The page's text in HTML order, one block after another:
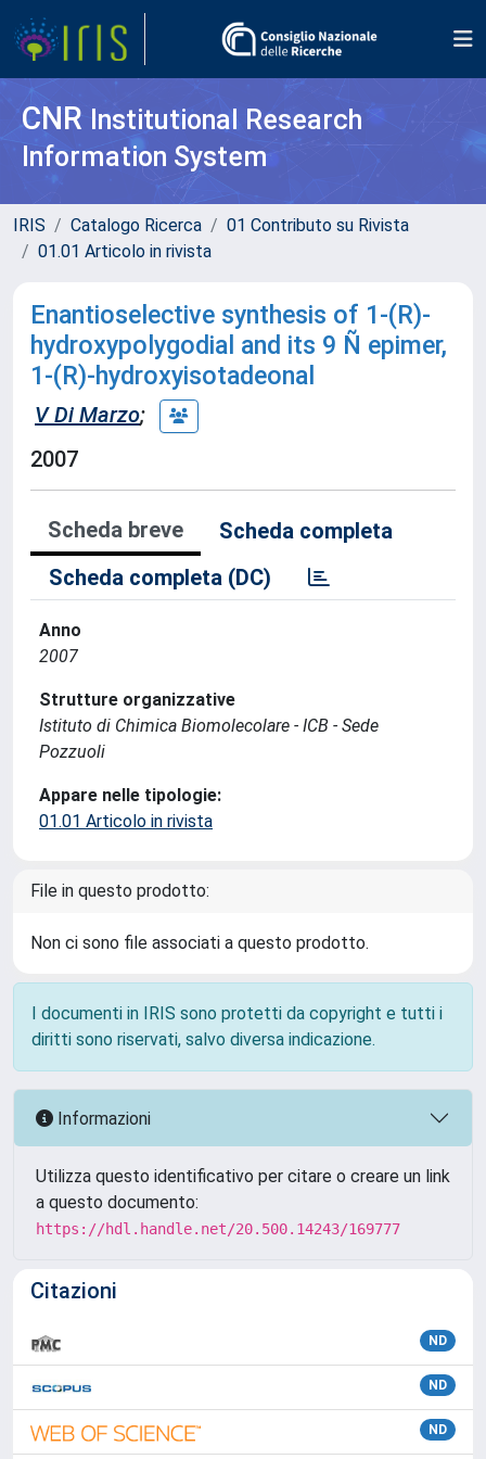
CNR Institutional Research
Information System
IRIS Catalogo Ricerca
01 Contributo su Rivista
01.01 Articolo in rivista
Enantioselective synthesis of 1-(R)-
hydroxypolygodial and its 9 Ñ epimer,
1-(R)-hydroxyisotadeonal
V Di Marzo;
2007
Scheda breve
Scheda completa
Scheda completa (DC)
Anno
2007
Strutture organizzative
Istituto di Chimica Biomolecolare - ICB - Sede
Pozzuoli
Appare nelle tipologie:
01.01 Articolo in rivista
File in questo prodotto:
Non ci sono file associati a questo prodotto.
I documenti in IRIS sono protetti da copyright e tutti i
diritti sono riservati, salvo diversa indicazione.
Informazioni
Utilizza questo identificativo per citare o creare un link
a questo documento:
https://hdl.handle.net/20.500.14243/169777
Citazioni
ND
ND
ND